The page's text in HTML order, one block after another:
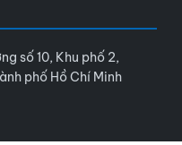
số 10, Khu phố 2,
phố Hồ Chí Minh